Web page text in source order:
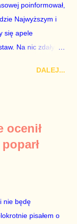
a następnie
pośrednio
gr...
poinformował,
Najwyższym i
się apele
Na nic zdały
woli polityków. To
ustawy, bo
partii rządzącej
ustaw
kosztem władzy
Ziobro miał 100%
DALEJ...
ocenił
nie będę
pisałem o